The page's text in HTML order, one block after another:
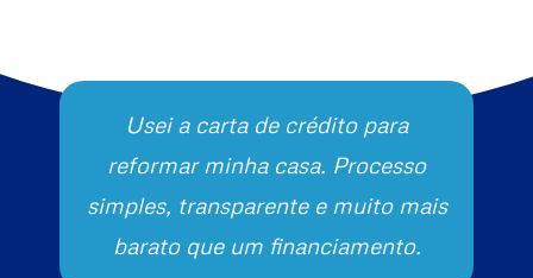
Usei a carta de crédito para
reformar minha casa. Processo
simples, transparente e muito mais
barato que um financiamento.